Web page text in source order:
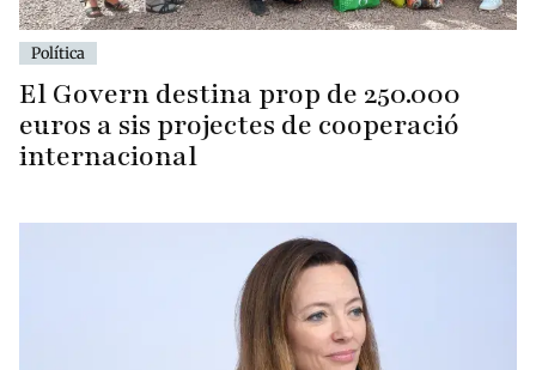
Política
El Govern destina prop de 250.000
euros a sis projectes de cooperació
internacional